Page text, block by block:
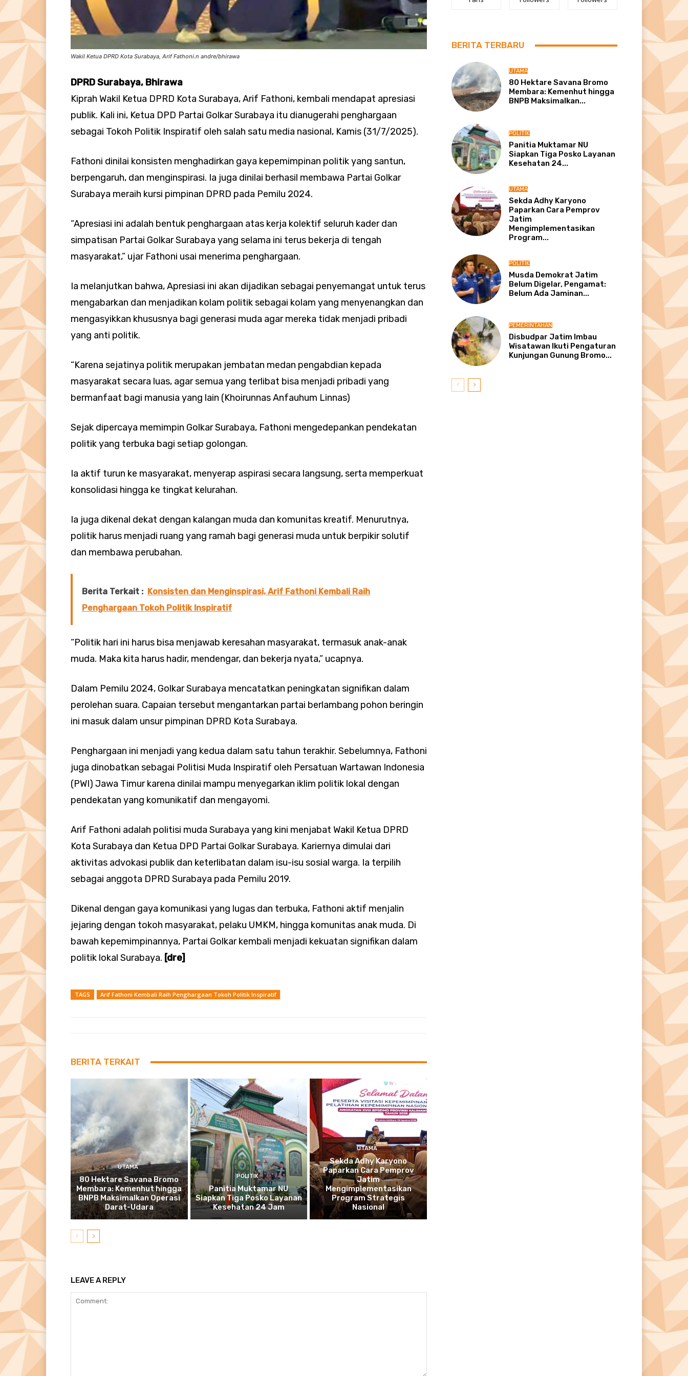
Wakil Ketua DPRD Kota Surabaya, Arif Fathoni.n andre/bhirawa
DPRD Surabaya, Bhirawa
Kiprah Wakil Ketua DPRD Kota Surabaya, Arif Fathoni, kembali mendapat apresiasi
publik. Kali ini, Ketua DPD Partai Golkar Surabaya itu dianugerahi penghargaan
sebagai Tokoh Politik Inspiratif oleh salah satu media nasional, Kamis (31/7/2025).
Fathoni dinilai konsisten menghadirkan gaya kepemimpinan politik yang santun,
berpengaruh, dan menginspirasi. Ia juga dinilai berhasil membawa Partai Golkar
Surabaya meraih kursi pimpinan DPRD pada Pemilu 2024.
“Apresiasi ini adalah bentuk penghargaan atas kerja kolektif seluruh kader dan
simpatisan Partai Golkar Surabaya yang selama ini terus bekerja di tengah
masyarakat,” ujar Fathoni usai menerima penghargaan.
Ia melanjutkan bahwa, Apresiasi ini akan dijadikan sebagai penyemangat untuk terus
mengabarkan dan menjadikan kolam politik sebagai kolam yang menyenangkan dan
mengasyikkan khususnya bagi generasi muda agar mereka tidak menjadi pribadi
yang anti politik.
“Karena sejatinya politik merupakan jembatan medan pengabdian kepada
masyarakat secara luas, agar semua yang terlibat bisa menjadi pribadi yang
bermanfaat bagi manusia yang lain (Khoirunnas Anfauhum Linnas)
Sejak dipercaya memimpin Golkar Surabaya, Fathoni mengedepankan pendekatan
politik yang terbuka bagi setiap golongan.
Ia aktif turun ke masyarakat, menyerap aspirasi secara langsung, serta memperkuat
konsolidasi hingga ke tingkat kelurahan.
Ia juga dikenal dekat dengan kalangan muda dan komunitas kreatif. Menurutnya,
politik harus menjadi ruang yang ramah bagi generasi muda untuk berpikir solutif
dan membawa perubahan.
Berita Terkait : Konsisten dan Menginspirasi, Arif Fathoni Kembali Raih
Penghargaan Tokoh Politik Inspiratif
“Politik hari ini harus bisa menjawab keresahan masyarakat, termasuk anak-anak
muda. Maka kita harus hadir, mendengar, dan bekerja nyata,” ucapnya.
Dalam Pemilu 2024, Golkar Surabaya mencatatkan peningkatan signifikan dalam
perolehan suara. Capaian tersebut mengantarkan partai berlambang pohon beringin
ini masuk dalam unsur pimpinan DPRD Kota Surabaya.
Penghargaan ini menjadi yang kedua dalam satu tahun terakhir. Sebelumnya, Fathoni
juga dinobatkan sebagai Politisi Muda Inspiratif oleh Persatuan Wartawan Indonesia
(PWI) Jawa Timur karena dinilai mampu menyegarkan iklim politik lokal dengan
pendekatan yang komunikatif dan mengayomi.
Arif Fathoni adalah politisi muda Surabaya yang kini menjabat Wakil Ketua DPRD
Kota Surabaya dan Ketua DPD Partai Golkar Surabaya. Kariernya dimulai dari
aktivitas advokasi publik dan keterlibatan dalam isu-isu sosial warga. Ia terpilih
sebagai anggota DPRD Surabaya pada Pemilu 2019.
Dikenal dengan gaya komunikasi yang lugas dan terbuka, Fathoni aktif menjalin
jejaring dengan tokoh masyarakat, pelaku UMKM, hingga komunitas anak muda. Di
bawah kepemimpinannya, Partai Golkar kembali menjadi kekuatan signifikan dalam
politik lokal Surabaya. [dre]
TAGS Arif Fathoni Kembali Raih Penghargaan Tokoh Politik Inspiratif
BERITA TERKAIT
UTAMA
80 Hektare Savana Bromo
Membara: Kemenhut hingga
BNPB Maksimalkan Operasi
Darat-Udara
POLITIK
Panitia Muktamar NU
Siapkan Tiga Posko Layanan
Kesehatan 24 Jam
UTAMA
Sekda Adhy Karyono
Paparkan Cara Pemprov
Jatim
Mengimplementasikan
Program Strategis
Nasional
LEAVE A REPLY
BERITA TERBARU
UTAMA
80 Hektare Savana Bromo
Membara: Kemenhut hingga
BNPB Maksimalkan...
POLITIK
Panitia Muktamar NU
Siapkan Tiga Posko Layanan
Kesehatan 24...
UTAMA
Sekda Adhy Karyono
Paparkan Cara Pemprov
Jatim
Mengimplementasikan
Program...
POLITIK
Musda Demokrat Jatim
Belum Digelar, Pengamat:
Belum Ada Jaminan...
PEMERINTAHAN
Disbudpar Jatim Imbau
Wisatawan Ikuti Pengaturan
Kunjungan Gunung Bromo...